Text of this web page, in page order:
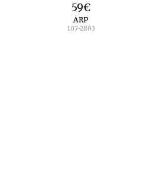
59€
ARP
107-2803